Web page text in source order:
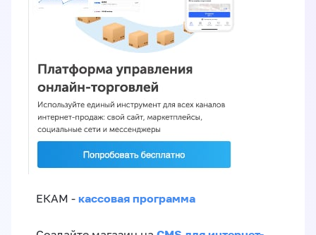
ЕКАМ - кассовая программа